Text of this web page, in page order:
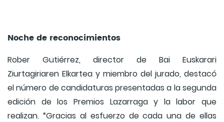
Noche de reconocimientos
Rober Gutiérrez, director de Bai Euskarari
Ziurtagiriaren Elkartea y miembro del jurado, destacó
el número de candidaturas presentadas a la segunda
edición de los Premios Lazarraga y la labor que
realizan. “Gracias al esfuerzo de cada una de ellas